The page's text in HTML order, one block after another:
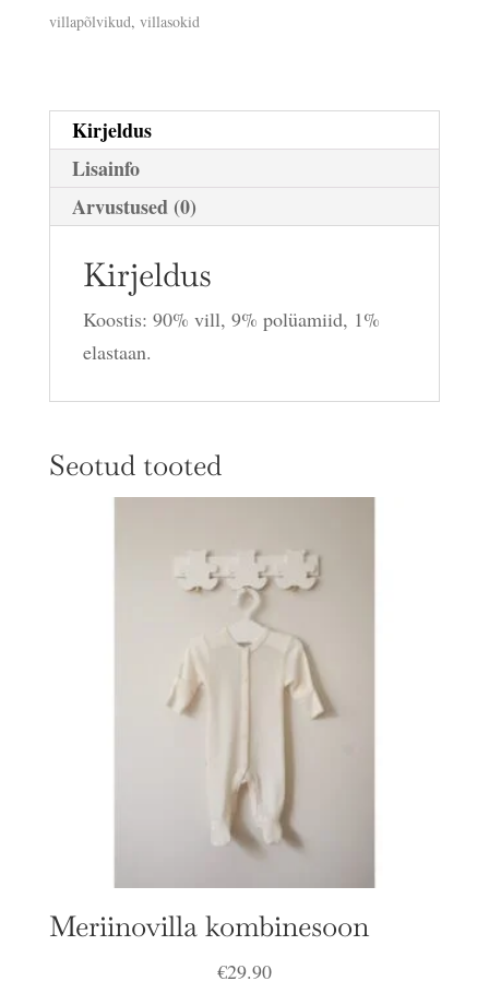
villapõlvikud, villasokid
Kirjeldus
Lisainfo
Arvustused (0)
Kirjeldus
Koostis: 90% vill, 9% polüamiid, 1%
elastaan.
Seotud tooted
Meriinovilla kombinesoon
€29.90